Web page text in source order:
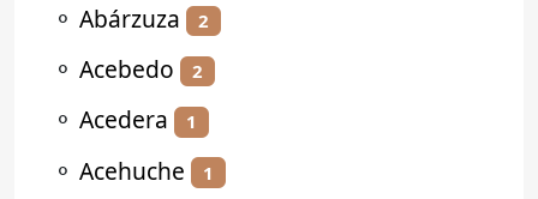
⚬ Abárzuza 2
⚬ Acebedo 2
⚬ Acedera 1
⚬ Acehuche 1